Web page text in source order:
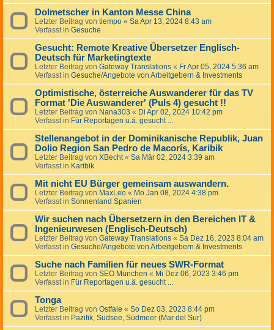
Dolmetscher in Kanton Messe China
Letzter Beitrag von tiempo « Sa Apr 13, 2024 8:43 am
Verfasst in Gesuche
Gesucht: Remote Kreative Übersetzer Englisch-
Deutsch für Marketingtexte
Letzter Beitrag von Gateway Translations « Fr Apr 05, 2024 5:36 am
Verfasst in Gesuche/Angebote von Arbeitgebern & Investments
Optimistische, österreiche Auswanderer für das TV
Format 'Die Auswanderer' (Puls 4) gesucht !!
Letzter Beitrag von Nana303 « Di Apr 02, 2024 10:42 pm
Verfasst in Für Reportagen u.ä. gesucht ...
Stellenangebot in der Dominikanische Republik, Juan
Dolio Region San Pedro de Macorís, Karibik
Letzter Beitrag von XBecht« Sa Mär 02, 2024 3:39 am
Verfasst in Karibik
Mit nicht EU Bürger gemeinsam auswandern.
Letzter Beitrag von MaxLeo « Mo Jan 08, 2024 4:38 pm
Verfasst in Sonnenland Spanien
Wir suchen nach Übersetzern in den Bereichen IT &
Ingenieurwesen (Englisch-Deutsch)
Letzter Beitrag von Gateway Translations « Sa Dez 16, 2023 8:04 am
Verfasst in Gesuche/Angebote von Arbeitgebern & Investments
Suche nach Familien für neues SWR-Format
Letzter Beitrag von SEO München « Mi Dez 06, 2023 3:46 pm
Verfasst in Für Reportagen u.ä. gesucht ...
Tonga
Letzter Beitrag von Ostfale « So Dez 03, 2023 8:44 pm
Verfasst in Pazifik, Südsee, Südmeer (Mar del Sur)